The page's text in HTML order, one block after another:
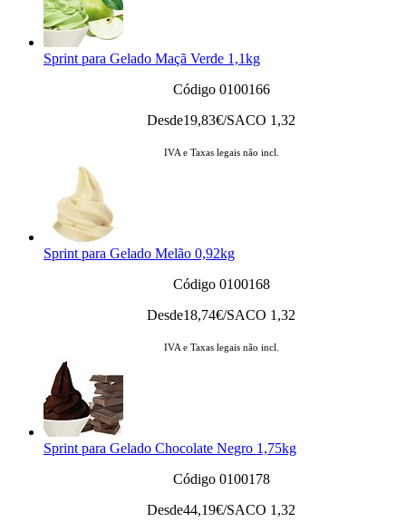
Sprint para Gelado Maçã Verde 1,1kg
Código 0100166
Desde19,83€/SACO 1,32
IVA e Taxas legais não incl.
Sprint para Gelado Melão 0,92kg
Código 0100168
Desde18,74€/SACO 1,32
IVA e Taxas legais não incl.
Sprint para Gelado Chocolate Negro 1,75kg
Código 0100178
Desde44,19€/SACO 1,32